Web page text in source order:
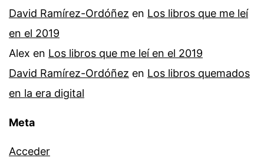
David Ramírez-Ordóñez en Los libros que me leí
en el 2019
Alex en Los libros que me leí en el 2019
David Ramírez-Ordóñez en Los libros quemados
en la era digital
Meta
Acceder